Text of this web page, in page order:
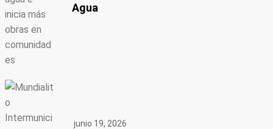
Agua
junio 19, 2026